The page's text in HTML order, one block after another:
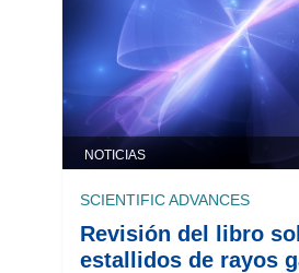
NOTICIAS
SCIENTIFIC ADVANCES
Revisión del libro
estallidos de rayos